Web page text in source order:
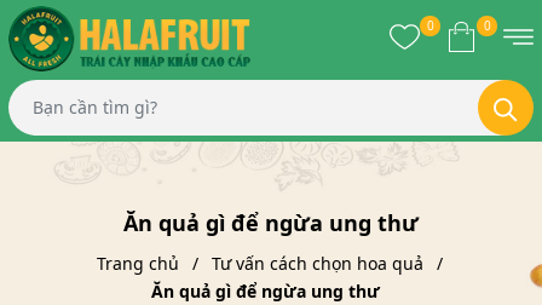
0 0
Ăn quả gì để ngừa ung thư
Trang chủ
Tư vấn cách chọn hoa quả
Ăn quả gì để ngừa ung thư